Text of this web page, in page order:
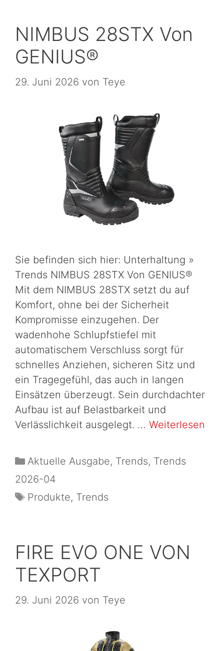
NIMBUS 28STX Von
GENIUS®
29. Juni 2026 von Teye
Sie befinden sich hier: Unterhaltung »
Trends NIMBUS 28STX Von GENIUS®
Mit dem NIMBUS 28STX setzt du auf
Komfort, ohne bei der Sicherheit
Kompromisse einzugehen. Der
wadenhohe Schlupfstiefel mit
automatischem Verschluss sorgt für
schnelles Anziehen, sicheren Sitz und
ein Tragegefühl, das auch in langen
Einsätzen überzeugt. Sein durchdachter
Aufbau ist auf Belastbarkeit und
Verlässlichkeit ausgelegt. … Weiterlesen
Aktuelle Ausgabe, Trends, Trends
2026-04
Produkte, Trends
FIRE EVO ONE VON
TEXPORT
29. Juni 2026 von Teye